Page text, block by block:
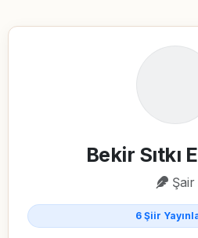
Bekir Sıtkı
Şair
6 Şiir